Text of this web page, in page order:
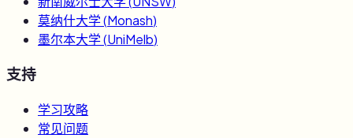
莫纳什大学(Monash)
墨尔本大学(UniMelb)
支持
学习攻略
常见问题